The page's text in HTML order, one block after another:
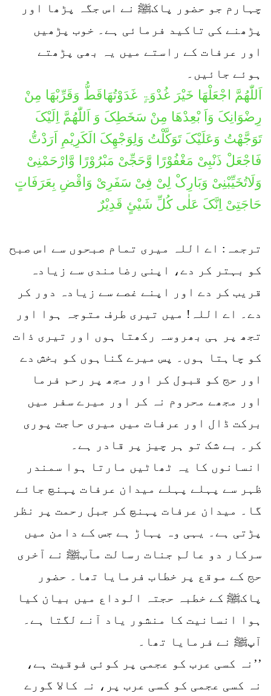
چہارم جو حضور پاکﷺ نے اس جگہ پڑھا اور
پڑھنے کی تاکید فرمائی ہے۔ خوب پڑھیں
اور عرفات کے راستے میں یہ بھی پڑھتے
ہوئے جائیں۔
اَللّٰھُمَّ اجْعَلْھَا خَیْرَ غُدْوَۃٍ غَدَوْتُھَاقَطُّ وَقَرِّبْھَا مِنْ
رِضْوَانِکَ وَاَ بْعِدْھَا مِنْ سَخَطِکَ وَ اَللّٰھُمَّ اِلَیْکَ
تَوَجَّھْتُ وَعَلَیْکَ تَوَکَّلْتُ وَلِوَجْھِکَ الَکَرِیْمِ اَرَدْتُّ
فَاجْعَلْ ذَنْبِیْ مَغْفُوْرًا وَّحَجِّیْ مَبْرُوْرًا وَّارْحَمْنِیْ
وَلَاتُخَیِّبْنِیْ وَبَارِکْ لِیْ فِیْ سَفَرِیْ وَاقْضِ بِعَرَفَاتٍ
حَاجَتِیْ اِنَّکَ عَلٰی کُلِّ شَیْئٍ قَدِیْرٌ
ترجمہ: اے اللہ میری تمام صبحوں سے اس صبح
کو بہتر کر دے، اپنی رضامندی سے زیادہ
قریب کر دے اور اپنے غصے سے زیادہ دور کر
دے۔ اے اللہ! میں تیری طرف متوجہ ہوا اور
تجھ پر ہی بھروسہ رکھتا ہوں اور تیری ذات
کو چاہتا ہوں۔ پس میرے گناہوں کو بخش دے
اور حج کو قبول کر اور مجھ پر رحم فرما
اور مجھے محروم نہ کر اور میرے سفر میں
برکت ڈال اور عرفات میں میری حاجت پوری
کر۔ بے شک تو ہر چیز پر قادر ہے۔
انسانوں کا یہ ٹھاٹیں مارتا ہوا سمندر
ظہر سے پہلے پہلے میدان عرفات پہنچ جائے
گا۔ میدان عرفات پہنچ کر جبل رحمت پر نظر
پڑتی ہے۔ یہی وہ پہاڑ ہے جس کے دامن میں
سرکار دو عالم جنات رسالت مآبﷺ نے آخری
حج کے موقع پر خطاب فرمایا تھا۔ حضور
پاکﷺ کے خطبہ حجتہ الوداع میں بیان کیا
ہوا انسانیت کا منشور یاد آنے لگتا ہے۔
آپﷺ نے فرمایا تھا۔
’’نہ کسی عرب کو عجمی پر کوئی فوقیت ہے،
نہ کسی عجمی کو کسی عرب پر، نہ کالا گورے